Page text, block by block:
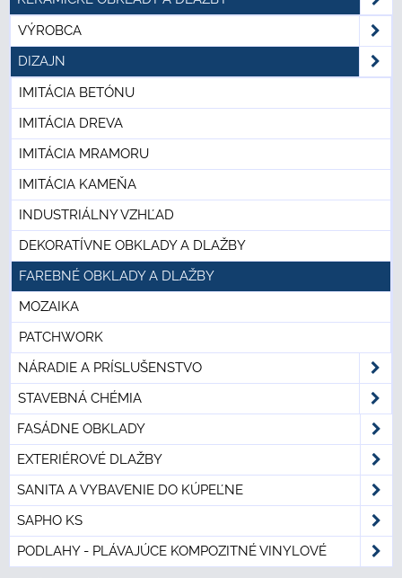
VÝROBCA
DIZAJN
IMITÁCIA BETÓNU
IMITÁCIA DREVA
IMITÁCIA MRAMORU
IMITÁCIA KAMEŇA
INDUSTRIÁLNY VZHĽAD
DEKORATÍVNE OBKLADY A DLAŽBY
FAREBNÉ OBKLADY A DLAŽBY
MOZAIKA
PATCHWORK
NÁRADIE A PRÍSLUŠENSTVO
STAVEBNÁ CHÉMIA
FASÁDNE OBKLADY
EXTERIÉROVÉ DLAŽBY
SANITA A VYBAVENIE DO KÚPEĽNE
SAPHO KS
PODLAHY - PLÁVAJÚCE KOMPOZITNÉ VINYLOVÉ